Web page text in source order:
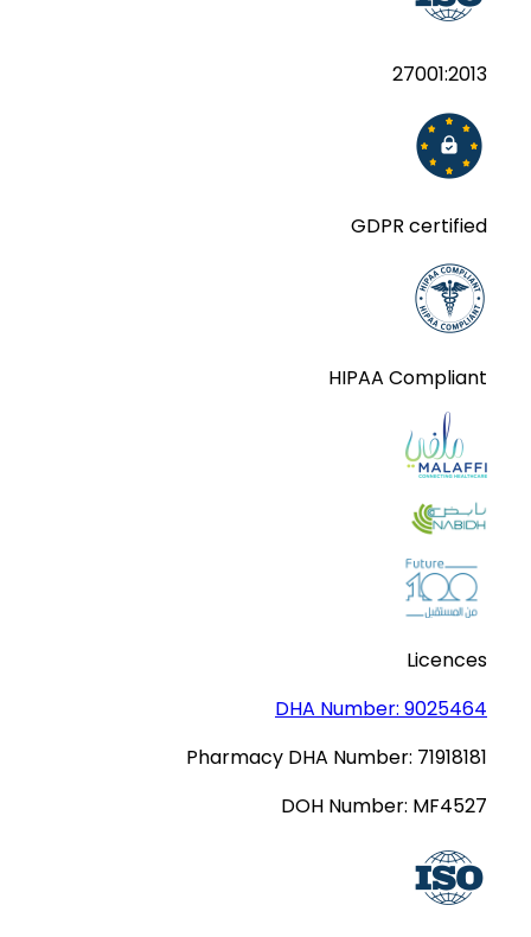
27001:2013
GDPR certified
HIPAA Compliant
Licences
DHA Number: 9025464
Pharmacy DHA Number: 71918181
DOH Number: MF4527